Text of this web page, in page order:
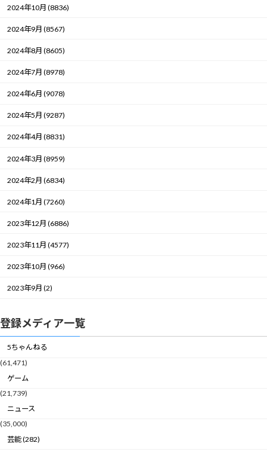
2024年10月 (8836)
2024年9月 (8567)
2024年8月 (8605)
2024年7月 (8978)
2024年6月 (9078)
2024年5月 (9287)
2024年4月 (8831)
2024年3月 (8959)
2024年2月 (6834)
2024年1月 (7260)
2023年12月 (6886)
2023年11月 (4577)
2023年10月 (966)
2023年9月 (2)
登録メディア一覧
5ちゃんねる
(61,471)
ゲーム
(21,739)
ニュース
(35,000)
芸能 (282)